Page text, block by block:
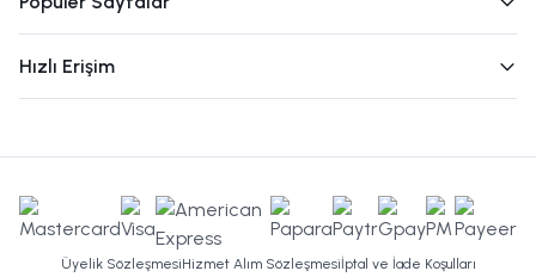
Hızlı Erişim
Üyelik SözleşmesiHizmet Alım Sözleşmesiİptal ve İade Koşulları